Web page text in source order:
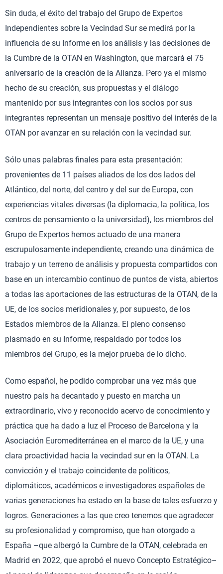
Sin duda, el éxito del trabajo del Grupo de Expertos
Independientes sobre la Vecindad Sur se medirá por la
influencia de su Informe en los análisis y las decisiones de
la Cumbre de la OTAN en Washington, que marcará el 75
aniversario de la creación de la Alianza. Pero ya el mismo
hecho de su creación, sus propuestas y el diálogo
mantenido por sus integrantes con los socios por sus
integrantes representan un mensaje positivo del interés de la
OTAN por avanzar en su relación con la vecindad sur.
Sólo unas palabras finales para esta presentación:
provenientes de 11 países aliados de los dos lados del
Atlántico, del norte, del centro y del sur de Europa, con
experiencias vitales diversas (la diplomacia, la política, los
centros de pensamiento o la universidad), los miembros del
Grupo de Expertos hemos actuado de una manera
escrupulosamente independiente, creando una dinámica de
trabajo y un terreno de análisis y propuesta compartidos con
base en un intercambio continuo de puntos de vista, abiertos
a todas las aportaciones de las estructuras de la OTAN, de la
UE, de los socios meridionales y, por supuesto, de los
Estados miembros de la Alianza. El pleno consenso
plasmado en su Informe, respaldado por todos los
miembros del Grupo, es la mejor prueba de lo dicho.
Como español, he podido comprobar una vez más que
nuestro país ha decantado y puesto en marcha un
extraordinario, vivo y reconocido acervo de conocimiento y
práctica que ha dado a luz el Proceso de Barcelona y la
Asociación Euromediterránea en el marco de la UE, y una
clara proactividad hacia la vecindad sur en la OTAN. La
convicción y el trabajo coincidente de políticos,
diplomáticos, académicos e investigadores españoles de
varias generaciones ha estado en la base de tales esfuerzo y
logros. Generaciones a las que creo tenemos que agradecer
su profesionalidad y compromiso, que han otorgado a
España –que albergó la Cumbre de la OTAN, celebrada en
Madrid en 2022, que aprobó el nuevo Concepto Estratégico–